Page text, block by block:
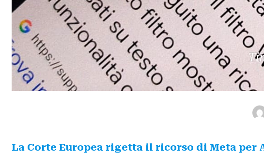
La Corte Europea rigetta il ricorso di Meta